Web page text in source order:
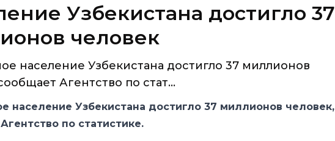
Узбекистана достигло 37
человек
население Узбекистана достигло 37 миллионов
Агентство по стат...
население Узбекистана достигло 37 миллионов человек,
по статистике.